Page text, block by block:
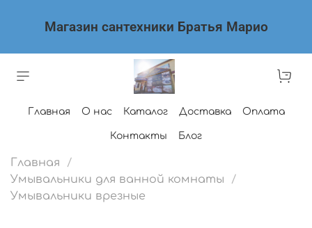
Магазин сантехники Братья Марио
Главная О нас Каталог Доставка Оплата
Контакты Блог
Главная
Умывальники для ванной комнаты
Умывальники врезные